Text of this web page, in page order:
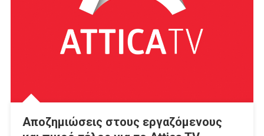
Ημέρα
Και
Αποζημιώσεις στους εργαζόμενους